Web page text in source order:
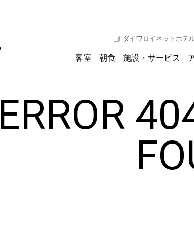
ダイワロイネットホテ
客室 朝食 施設・サービス
ERROR